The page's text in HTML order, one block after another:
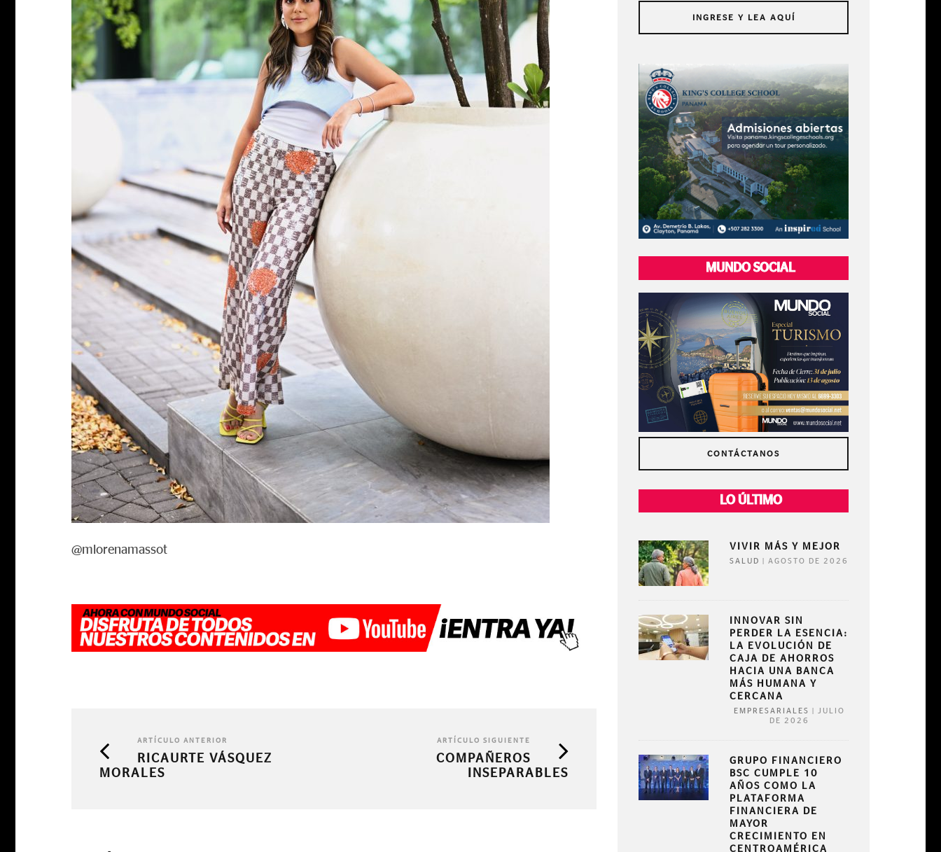
@mlorenamassot
ARTÍCULO ANTERIOR
RICAURTE VÁSQUEZ
MORALES
ARTÍCULO SIGUIENTE
COMPAÑEROS
INSEPARABLES
INGRESE Y LEA AQUÍ
MUNDO SOCIAL
CONTÁCTANOS
LO ÚLTIMO
VIVIR MÁS Y MEJOR
SALUD AGOSTO DE 2026
INNOVAR SIN
PERDER LA ESENCIA:
LA EVOLUCIÓN DE
CAJA DE AHORROS
HACIA UNA BANCA
MÁS HUMANA Y
CERCANA
EMPRESARIALES
JULIO
DE 2026
GRUPO FINANCIERO
BSC CUMPLE 10
AÑOS COMO LA
PLATAFORMA
FINANCIERA DE
MAYOR
CRECIMIENTO EN
CENTROAMÉRICA